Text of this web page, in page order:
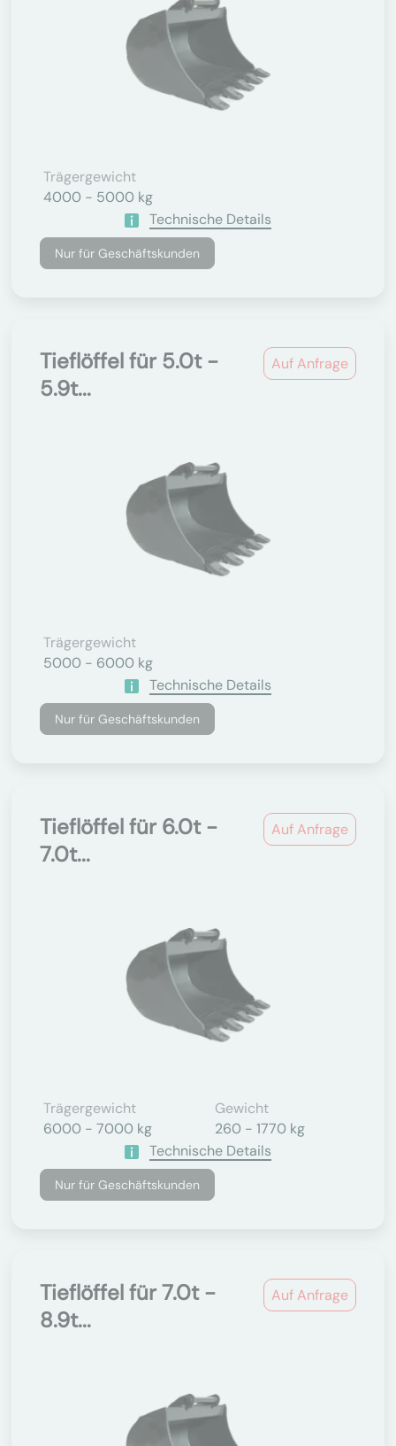
Trägergewicht
4000 - 5000 kg
Technische Details
Nur für Geschäftskunden
Auf Anfrage
Tieflöffel für 5.0t -
5.9t...
Trägergewicht
5000 - 6000 kg
Technische Details
Nur für Geschäftskunden
Auf Anfrage
Tieflöffel für 6.0t -
7.0t...
Trägergewicht
6000 - 7000 kg
Gewicht
260 - 1770 kg
Technische Details
Nur für Geschäftskunden
Auf Anfrage
Tieflöffel für 7.0t -
8.9t...